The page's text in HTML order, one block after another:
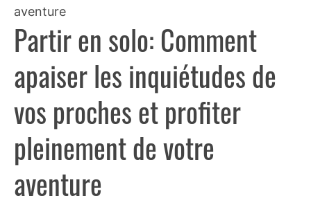
aventure
Partir en solo: Comment
apaiser les inquiétudes de
vos proches et profiter
pleinement de votre
aventure